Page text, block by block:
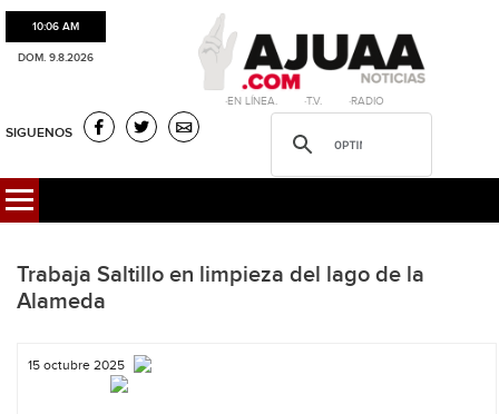
10:06 AM
DOM. 9.8.2026
·EN LÍNEA. ·T.V. ·RADIO
SIGUENOS
Trabaja Saltillo en limpieza del lago de la
Alameda
15 octubre 2025